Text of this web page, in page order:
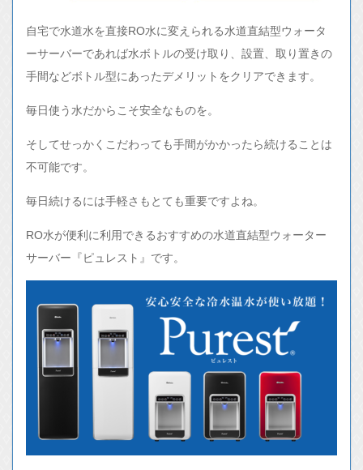
自宅で水道水を直接RO水に変えられる水道直結型ウォータ
ーサーバーであれば水ボトルの受け取り、設置、取り置きの
手間などボトル型にあったデメリットをクリアできます。
毎日使う水だからこそ安全なものを。
そしてせっかくこだわっても手間がかかったら続けることは
不可能です。
毎日続けるには手軽さもとても重要ですよね。
RO水が便利に利用できるおすすめの水道直結型ウォーター
サーバー『ピュレスト』です。